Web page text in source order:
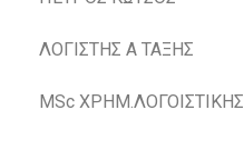
ΛΟΓΙΣΤΗΣ Α ΤΑΞΗΣ
MSc ΧΡΗΜ.ΛΟΓΟΙΣΤΙΚΗΣ